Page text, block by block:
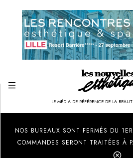
LE MÉDIA DE RÉFÉRENCE DE LA
NOS BUREAUX SONT FERMÉS DU
COMMANDES SERONT TRAITÉES